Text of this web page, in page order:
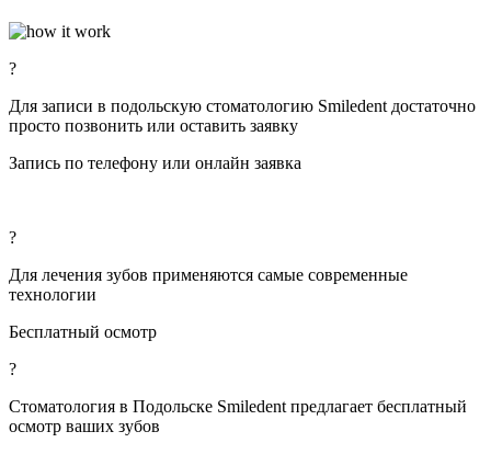
?
Для записи в подольскую стоматологию Smiledent достаточно
просто позвонить или оставить заявку
Запись по телефону или онлайн заявка
?
Для лечения зубов применяются самые современные
технологии
Бесплатный осмотр
?
Стоматология в Подольске Smiledent предлагает бесплатный
осмотр ваших зубов